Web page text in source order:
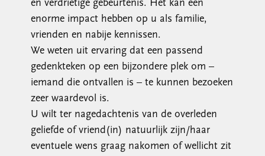
en verdrietige gebeurtenis. Het kan een
enorme impact hebben op u als familie,
vrienden en nabije kennissen.
We weten uit ervaring dat een passend
gedenkteken op een bijzondere plek om –
iemand die ontvallen is – te kunnen bezoeken
zeer waardevol is.
U wilt ter nagedachtenis van de overleden
geliefde of vriend(in) natuurlijk zijn/haar
eventuele wens graag nakomen of wellicht zit